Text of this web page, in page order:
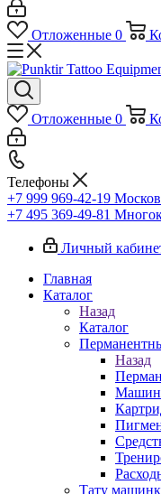
Отложенные 0
Отложенные 0
Телефоны
+7 999 969-42-19
+7 495 369-49-81
Личный
Главная
Каталог
Назад
Каталог
Назад
Тату